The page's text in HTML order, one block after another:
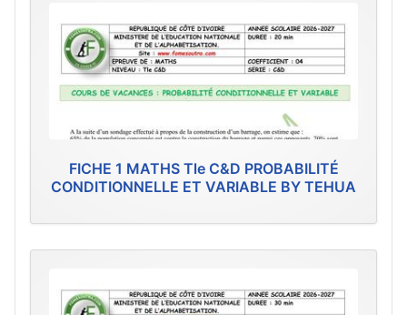
FICHE 1 MATHS Tle C&D PROBABILITÉ
CONDITIONNELLE ET VARIABLE BY TEHUA